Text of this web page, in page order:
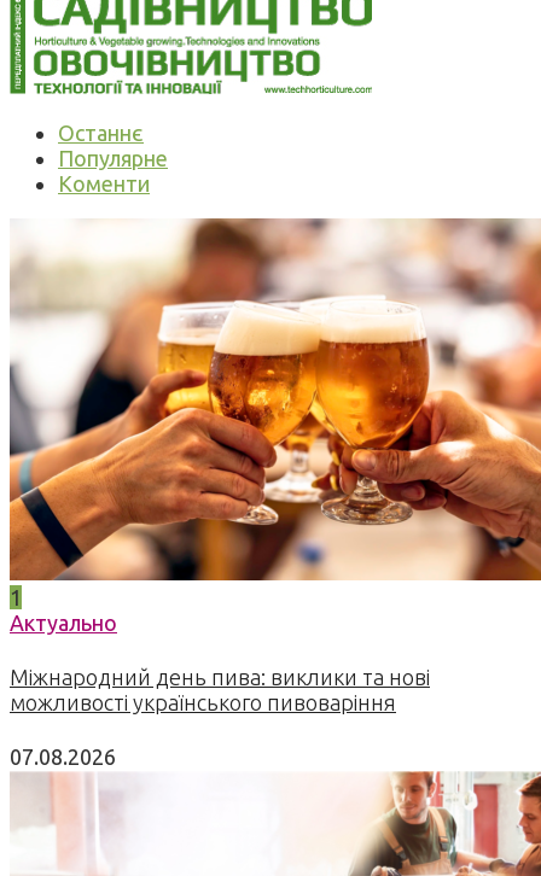
Останнє
Популярне
Коменти
1
Актуально
Міжнародний день пива: виклики та нові
можливості українського пивоваріння
07.08.2026